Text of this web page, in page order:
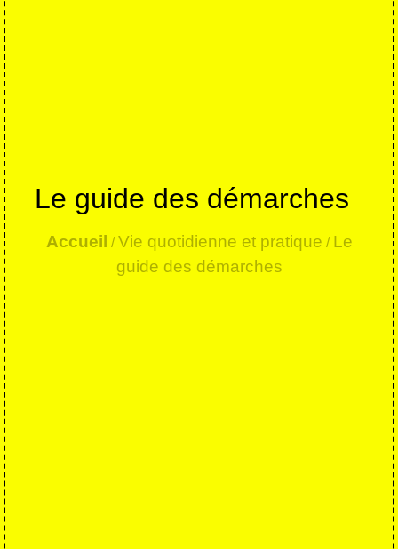
Le guide des démarches
Accueil /Vie quotidienne et pratique / Le
guide des démarches